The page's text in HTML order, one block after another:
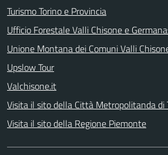
Turismo Torino e Provincia
Ufficio Forestale Valli Chisone e
Unione Montana dei Comuni Valli
Upslow Tour
Valchisone.it
Visita il sito della Città Metropolitanda di
Visita il sito della Regione Piemonte